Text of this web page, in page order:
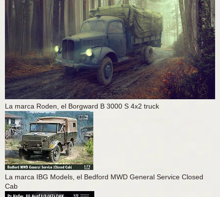
La marca Roden, el Borgward B 3000 S 4x2 truck
La marca IBG Models, el Bedford MWD General Service Closed
Cab